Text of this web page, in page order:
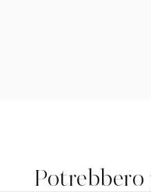
Potrebbero